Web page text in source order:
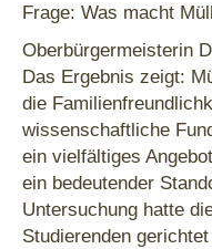
Frage: Was macht
Oberbürgermeisterin
Das Ergebnis zeigt:
die
wissenschaftliche
ein vielfältiges
ein bedeutender
Untersuchung hatte
Studierenden